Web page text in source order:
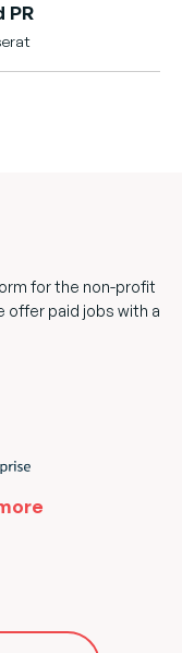
PR
for the non-profit
offer paid jobs with a